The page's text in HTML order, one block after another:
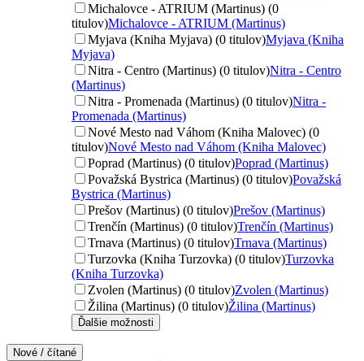
Michalovce - ATRIUM (Martinus) (0
titulov)Michalovce - ATRIUM (Martinus)
Myjava (Kniha Myjava) (0 titulov)Myjava (Kniha
Myjava)
Nitra - Centro (Martinus) (0 titulov)Nitra - Centro
(Martinus)
Nitra - Promenada (Martinus) (0 titulov)Nitra -
Promenada (Martinus)
Nové Mesto nad Váhom (Kniha Malovec) (0
titulov)Nové Mesto nad Váhom (Kniha Malovec)
Poprad (Martinus) (0 titulov)Poprad (Martinus)
Považská Bystrica (Martinus) (0 titulov)Považská
Bystrica (Martinus)
Prešov (Martinus) (0 titulov)Prešov (Martinus)
Trenčín (Martinus) (0 titulov)Trenčín (Martinus)
Trnava (Martinus) (0 titulov)Trnava (Martinus)
Turzovka (Kniha Turzovka) (0 titulov)Turzovka
(Kniha Turzovka)
Zvolen (Martinus) (0 titulov)Zvolen (Martinus)
Žilina (Martinus) (0 titulov)Žilina (Martinus)
Ďalšie možnosti
Nové / čítané